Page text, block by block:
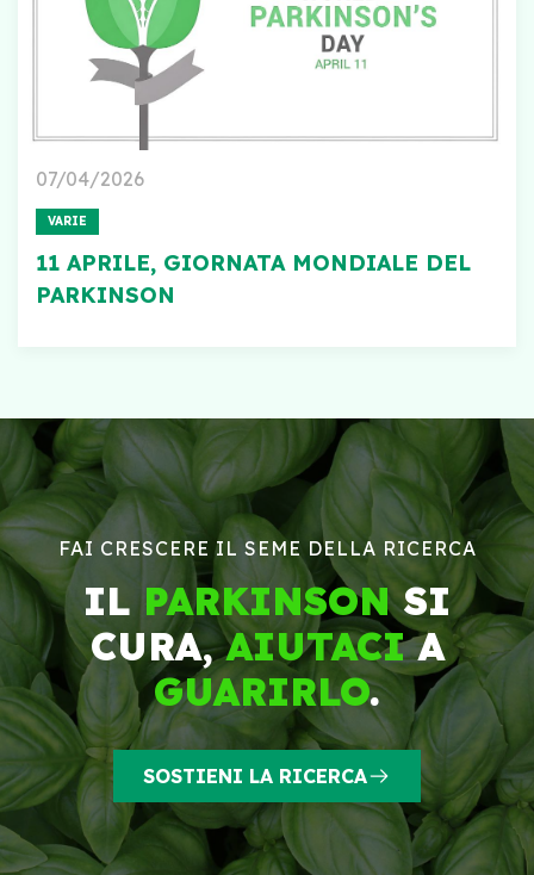
07/04/2026
VARIE
11 APRILE, GIORNATA MONDIALE DEL
PARKINSON
FAI CRESCERE IL SEME DELLA RICERCA
ILPARKINSONSI
CURA,AIUTACIA
GUARIRLO.
SOSTIENI LA RICERCA